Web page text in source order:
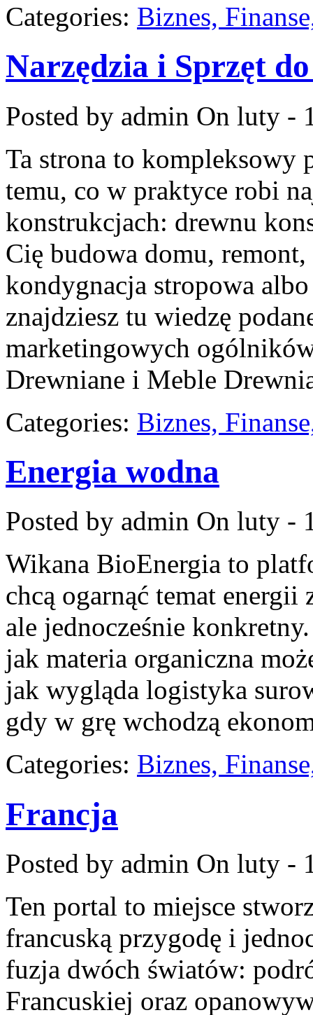
Categories: Biznes,
Narzędzia i Sprzęt
Posted by admin On luty -
Ta strona to kompleksowy
temu, co w praktyce robi
konstrukcjach: drewnu
Cię budowa domu,
kondygnacja stropowa
znajdziesz tu wiedzę
marketingowych
Drewniane i Meble
Categories: Biznes,
Energia wodna
Posted by admin On luty -
Wikana BioEnergia to
chcą ogarnąć temat
ale jednocześnie
jak materia organiczna
jak wygląda logistyka
gdy w grę wchodzą
Categories: Biznes,
Francja
Posted by admin On luty -
Ten portal to miejsce
francuską przygodę i
fuzja dwóch światów:
Francuskiej oraz